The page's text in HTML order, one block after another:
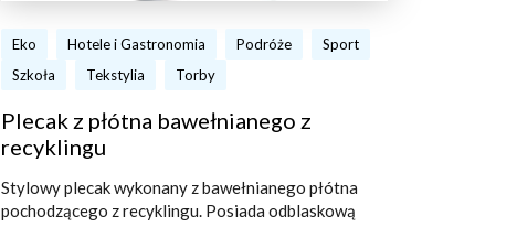
Eko Hotele i Gastronomia Podróże
Sport
Szkoła
Tekstylia Torby
Plecak z płótna bawełnianego z
recyklingu
Stylowy plecak wykonany z bawełnianego płótna
pochodzącego z recyklingu. Posiada odblaskową